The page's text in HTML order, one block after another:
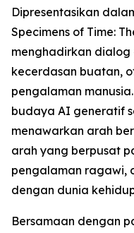
Dipresentasikan
Specimens of Time:
menghadirkan
kecerdasan buatan,
pengalaman
budaya AI generatif
menawarkan arah
arah yang berpusat
pengalaman ragawi,
dengan dunia
Bersamaan dengan